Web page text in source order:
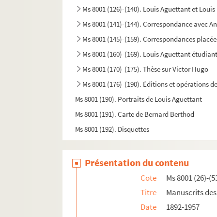
Ms 8001 (126)-(140). Louis Aguettant et
Ms 8001 (141)-(144). Correspondance avec
Ms 8001 (145)-(159). Correspondances
Ms 8001 (160)-(169). Louis Aguettant
Ms 8001 (170)-(175). Thèse sur Victor Hugo
Ms 8001 (176)-(190). Éditions et
Ms 8001 (190). Portraits de Louis Aguettant
Ms 8001 (191). Carte de Bernard Berthod
Ms 8001 (192). Disquettes
Présentation du contenu
Cote
Ms 8001 (26)-
Titre
Manuscrits
Date
1892-1957